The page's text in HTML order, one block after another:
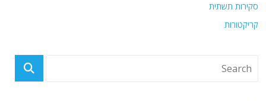
סקירות תשתית
קריקטורות